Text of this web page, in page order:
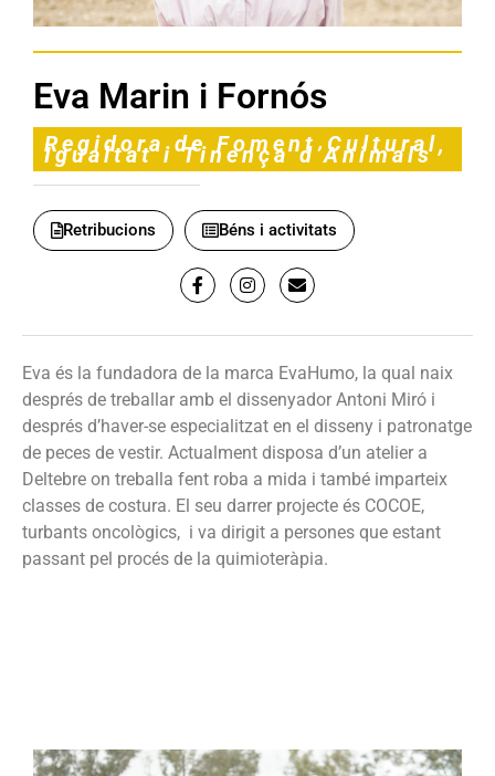
Eva Marin i Fornós
Regidora de Foment Cultural,
Igualtat i Tinença d’Animals
Retribucions Béns i activitats
Eva és la fundadora de la marca EvaHumo, la qual naix
després de treballar amb el dissenyador Antoni Miró i
després d’haver-se especialitzat en el disseny i patronatge
de peces de vestir. Actualment disposa d’un atelier a
Deltebre on treballa fent roba a mida i també imparteix
classes de costura. El seu darrer projecte és COCOE,
turbants oncològics, i va dirigit a persones que estant
passant pel procés de la quimioteràpia.